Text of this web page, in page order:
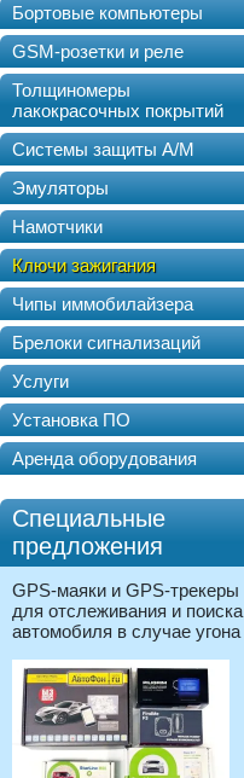
Бортовые компьютеры
GSM-розетки и реле
Толщиномеры
лакокрасочных покрытий
Системы защиты А/М
Эмуляторы
Намотчики
Ключи зажигания
Чипы иммобилайзера
Брелоки сигнализаций
Услуги
Установка ПО
Аренда оборудования
Специальные
предложения
GPS-маяки и GPS-трекеры
для отслеживания и поиска
автомобиля в случае угона